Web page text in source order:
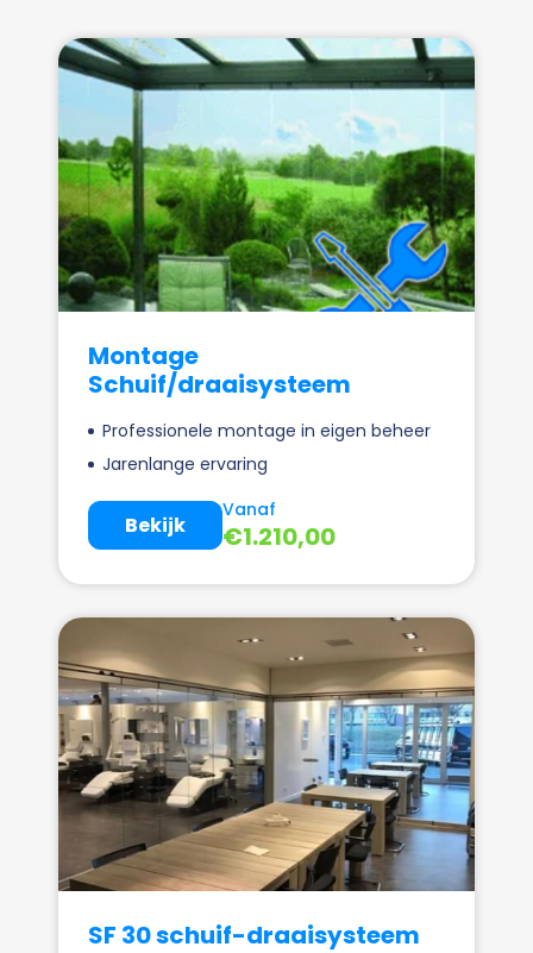
Montage
Schuif/draaisysteem
Professionele montage in eigen beheer
Jarenlange ervaring
Vanaf
€1.210,00
Bekijk
SF 30 schuif-draaisysteem